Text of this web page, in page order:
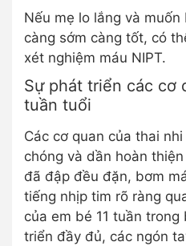
Nếu mẹ lo lắng và
càng sớm càng tốt, có
xét nghiệm máu NIPT.
Sự phát triển các cơ
tuần tuổi
Các cơ quan của thai
chóng và dần hoàn
đã đập đều đặn, bơm
tiếng nhịp tim rõ ràng
của em bé 11 tuần
triển đầy đủ, các ngón